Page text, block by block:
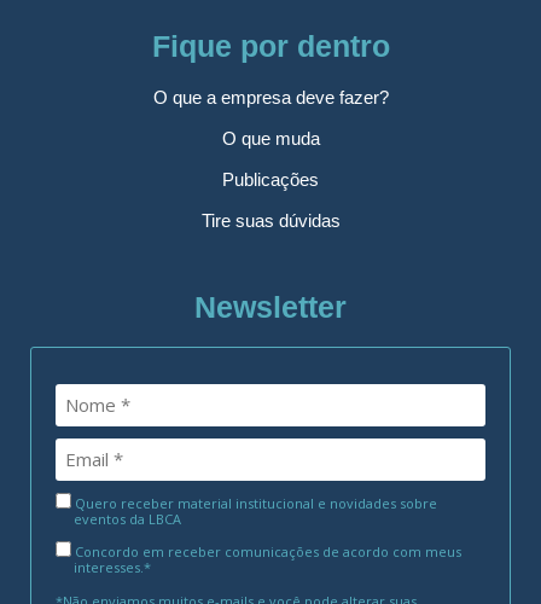
Fique por dentro
O que a empresa deve fazer?
O que muda
Publicações
Tire suas dúvidas
Newsletter
Quero receber material institucional e novidades sobre
eventos da LBCA
Concordo em receber comunicações de acordo com meus
interesses.*